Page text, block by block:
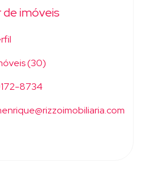
imóveis
(30)
8734